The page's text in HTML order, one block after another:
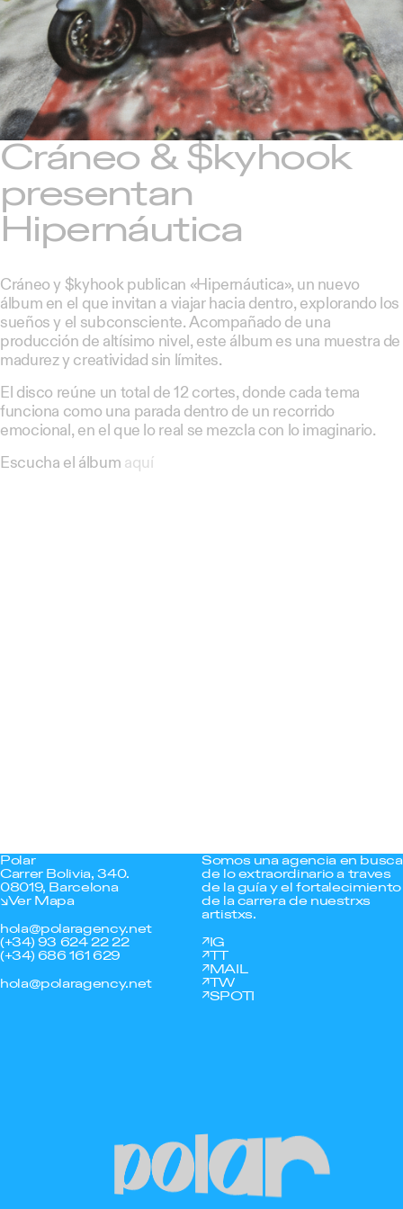
Cráneo & $kyhook
presentan
Hipernáutica
Cráneo y $kyhook publican «Hipernáutica», un nuevo
álbum en el que invitan a viajar hacia dentro, explorando los
sueños y el subconsciente. Acompañado de una
producción de altísimo nivel, este álbum es una muestra de
madurez y creatividad sin límites.
El disco reúne un total de 12 cortes, donde cada tema
funciona como una parada dentro de un recorrido
emocional, en el que lo real se mezcla con lo imaginario.
Escucha el álbum aquí
Polar
Carrer Bolivia, 340.
08019, Barcelona
Ver Mapa
hola@polaragency.net
(+34) 93 624 22 22
(+34) 686 161 629
hola@polaragency.net
Somos una agencia en busca
de lo extraordinario a traves
de la guía y el fortalecimiento
de la carrera de nuestrxs
artistxs.
IG
TT
MAIL
TW
SPOTI